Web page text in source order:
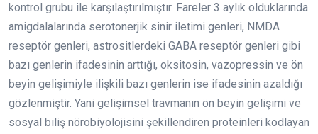
kontrol grubu ile karşılaştırılmıştır. Fareler 3 aylık olduklarında
amigdalalarında serotonerjik sinir iletimi genleri, NMDA
reseptör genleri, astrositlerdeki GABA reseptör genleri gibi
bazı genlerin ifadesinin arttığı, oksitosin, vazopressin ve ön
beyin gelişimiyle ilişkili bazı genlerin ise ifadesinin azaldığı
gözlenmiştir. Yani gelişimsel travmanın ön beyin gelişimi ve
sosyal biliş nörobiyolojisini şekillendiren proteinleri kodlayan